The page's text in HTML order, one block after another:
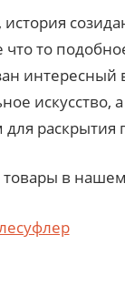
то
в